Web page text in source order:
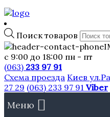
Поиск товаров
с 9:00 до 18:00 пн - пт
(063) 233 97 91
Схема проезда Киев
27 29 (063) 233 97 91 Viber
Меню